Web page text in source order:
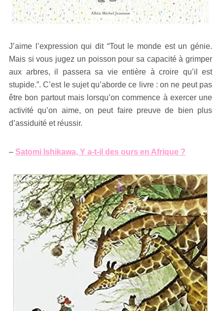
J’aime l’expression qui dit “Tout le monde est un génie.
Mais si vous jugez un poisson pour sa capacité à grimper
aux arbres, il passera sa vie entière à croire qu’il est
stupide.”. C’est le sujet qu’aborde ce livre : on ne peut pas
être bon partout mais lorsqu’on commence à exercer une
activité qu’on aime, on peut faire preuve de bien plus
d’assiduité et réussir.
– Satomi Ishikawa, Y a-t-il des ours en Afrique ?